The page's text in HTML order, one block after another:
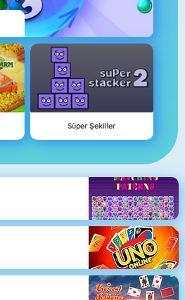
Süper Şekiller